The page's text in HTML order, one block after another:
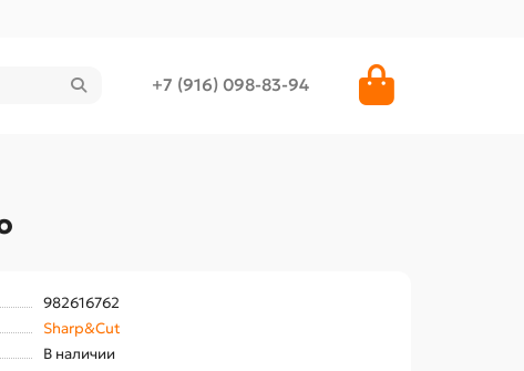
+7 (916) 098-83-94
982616762
Sharp&Cut
В наличии